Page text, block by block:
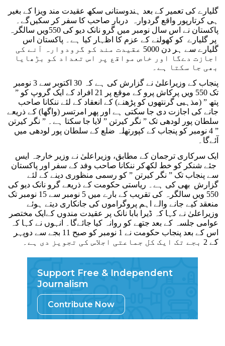
گلیارے کی تعمیر کے بعد ہندوستانی سکھ عقیدت مند ویزا کے بغیر
ہی کرتارپور واقع گردوارہ دربار صاحب کا سفر کر سکیں‌گے۔
پاکستان نے اس سال نومبر میں گرو نانک دیو کی 550ویں سالگرہ
پر گلیارے کو کھولنے کے عزم کا اظہار کیا ہے۔ پاکستان اس
گلیارے سے ہر دن 5000 عقیدت مند کو گرودوارہ آنے کی
اجازت دے‌گا اور خاص مواقع پر اس تعداد کو بڑھایا
بھی جا سکتا ہے۔
پنجاب کے وزیراعلیٰ نے گزارش کی ہے کہ 30 اکتوبر سے 3 نومبر
تک 550 ویں پرکاش پرو کے موقع پر 21 افراد کے ایک گروپ کو ”
پتھ ” (مذہبی گرنتھوں کو پڑھنے) کے انعقاد کے لئے ننکانا صاحب
جانے کی اجازت دی جا سکتی ہے اور پھر امرتسر (واگھا) کے ذریعے
سلطان پور لودھی تک ” نگر کیرتن ” لایا جا سکتا ہے۔ ” نگر کیرتن
” 4 نومبر کو پنجاب کے کپورتھلہ ضلع کے سلطان پور لودھی میں
آئے‌گا۔
ایک سرکاری ترجمان کے مطابق، وزیراعلیٰ نے وزیر خارجہ ایس
جئے شنکر کو خط لکھ‌کر ننکانا صاحب وفد کے سفر اور پاکستان
سے پنجاب تک ” نگر کیرتن ” کو رسمی منظوری دینے کے لئے
گزارش بھی کی ہے۔ ریاستی حکومت کے ذریعے گرو نانک دیو کی
550 ویں سالگرہ کی تقریب کے بارے میں 5 نومبر سے 15 نومبر تک
منعقد کیے جانے والے اہم پروگراموں کی جانکاری دیتے ہوئے
وزیراعلیٰ نے کہا کہ ڈیرا بابا نانک پر عقیدت مندوں کےایک مختصر
عوامی جلسہ کے بعد جتھے کو روانہ کیا جائے‌گا۔ انہوں نے کہا کہ
اس کے بعد پنجاب حکومت نے 1 نومبر کو صبح 11 بجے سے دوپہر
کے 2 بجے تک ایک کل جماعتی اجلاس کی تجویز دی ہے۔
Support Free & Independent
Journalism
Contribute Now